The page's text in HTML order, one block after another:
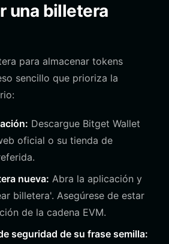
una billetera
para almacenar tokens
sencillo que prioriza la
Descargue Bitget Wallet
oficial o su tienda de
nueva: Abra la aplicación y
billetera'. Asegúrese de estar
de la cadena EVM.
seguridad de su frase semilla: